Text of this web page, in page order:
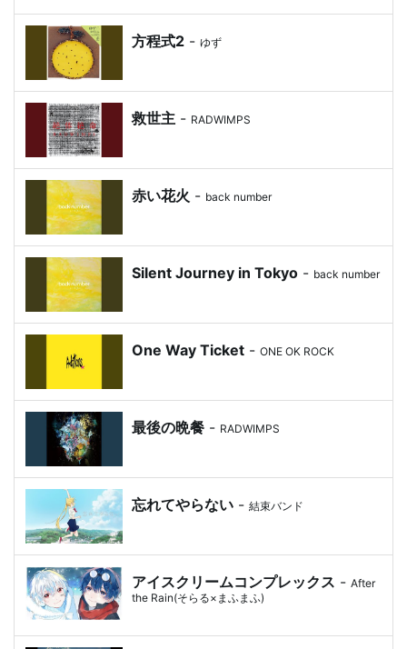
方程式2- ゆず
救世主- RADWIMPS
赤い花火 - back number
Silent Journey in Tokyo- back number
One Way Ticket- ONE OK ROCK
最後の晩餐- RADWIMPS
忘れてやらない- 結束バンド
アイスクリームコンプレックス - After
the Rain(そらる×まふまふ)